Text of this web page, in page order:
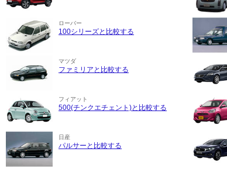
ローバー
100シリーズと比較する
マツダ
ファミリアと比較する
フィアット
500(チンクエチェント)と比較する
日産
パルサーと比較する